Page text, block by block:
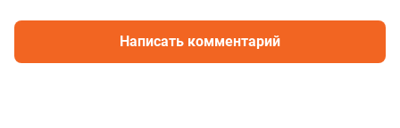
Написать комментарий